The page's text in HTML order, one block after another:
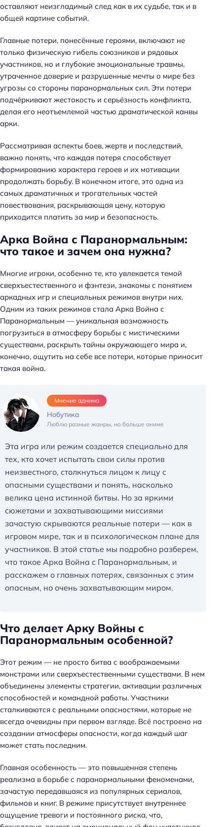
оставляют неизгладимый след как в их судьбе, так и в
общей картине событий.
Главные потери, понесённые героями, включают не
только физическую гибель союзников и рядовых
участников, но и глубокие эмоциональные травмы,
утраченное доверие и разрушенные мечты о мире без
угрозы со стороны паранормальных сил. Эти потери
подчёркивают жестокость и серьёзность конфликта,
делая его неотъемлемой частью драматической канвы
арки.
Рассматривая аспекты боев, жертв и последствий,
важно понять, что каждая потеря способствует
формированию характера героев и их мотивации
продолжать борьбу. В конечном итоге, это одна из
самых драматичных и трогательных частей
повествования, раскрывающая цену, которую
приходится платить за мир и безопасность.
Арка Война с Паранормальным:
что такое и зачем она нужна?
Многие игроки, особенно те, кто увлекается темой
сверхъестественного и фэнтези, знакомы с понятием
аркадных игр и специальных режимов внутри них.
Одним из таких режимов стала Арка Война с
Паранормальным — уникальная возможность
погрузиться в атмосферу борьбы с мистическими
существами, раскрыть тайны окружающего мира и,
конечно, ощутить на себе все потери, которые приносит
такая война.
Мнение админа
Нобутика
Люблю разные жанры, но больше аниме
Эта игра или режим создается специально для
тех, кто хочет испытать свои силы против
неизвестного, столкнуться лицом к лицу с
опасными существами и понять, насколько
велика цена истинной битвы. Но за яркими
сюжетами и захватывающими миссиями
зачастую скрываются реальные потери — как в
игровом мире, так и в психологическом плане для
участников. В этой статье мы подробно разберем,
что такое Арка Война с Паранормальным, и
расскажем о главных потерях, связанных с этим
опасным, но очень захватывающим миром.
Что делает Арку Войны с
Паранормальным особенной?
Этот режим — не просто битва с воображаемыми
монстрами или сверхъестественными существами. В нем
объединены элементы стратегии, активации различных
способностей и командной работы. Участники
сталкиваются с реальными опасностями, которые не
всегда очевидны при первом взгляде. Всё построено на
создании атмосферы опасности, когда каждый шаг
может стать последним.
Главная особенность — это повышенная степень
реализма в борьбе с паранормальными феноменами,
зачастую передавшаяся из популярных сериалов,
фильмов и книг. В режиме присутствует внутреннее
ощущение тревоги и постоянного риска, что,